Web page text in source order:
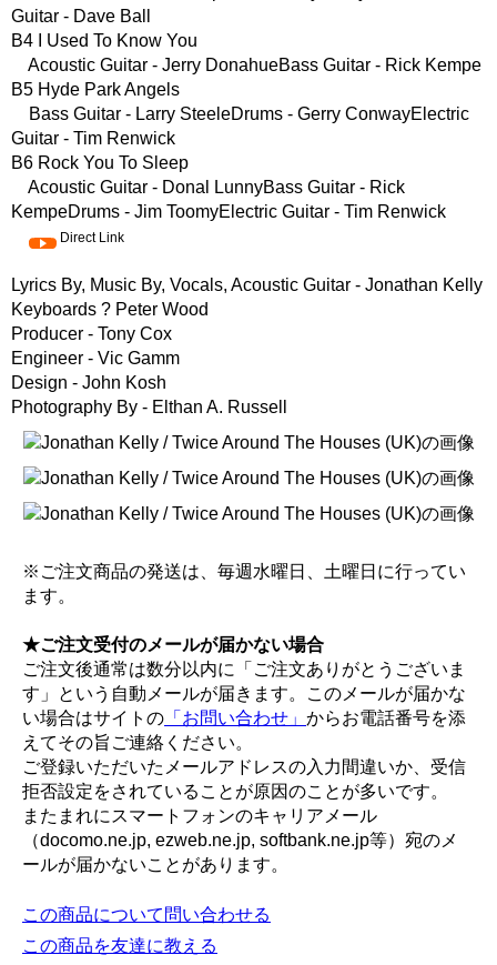
Guitar - Dave Ball
B4 I Used To Know You
Acoustic Guitar - Jerry DonahueBass Guitar - Rick Kempe
B5 Hyde Park Angels
Bass Guitar - Larry SteeleDrums - Gerry ConwayElectric
Guitar - Tim Renwick
B6 Rock You To Sleep
Acoustic Guitar - Donal LunnyBass Guitar - Rick
KempeDrums - Jim ToomyElectric Guitar - Tim Renwick
Direct Link
Lyrics By, Music By, Vocals, Acoustic Guitar - Jonathan Kelly
Keyboards ? Peter Wood
Producer - Tony Cox
Engineer - Vic Gamm
Design - John Kosh
Photography By - Elthan A. Russell
※ご注文商品の発送は、毎週水曜日、土曜日に行ってい
ます。
★ご注文受付のメールが届かない場合
ご注文後通常は数分以内に「ご注文ありがとうございま
す」という自動メールが届きます。このメールが届かな
い場合はサイトの 「お問い合わせ」 からお電話番号を添
えてその旨ご連絡ください。
ご登録いただいたメールアドレスの入力間違いか、受信
拒否設定をされていることが原因のことが多いです。
またまれにスマートフォンのキャリアメール
（docomo.ne.jp, ezweb.ne.jp, softbank.ne.jp等）宛のメ
ールが届かないことがあります。
この商品について問い合わせる
この商品を友達に教える